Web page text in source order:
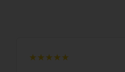
★★★★★